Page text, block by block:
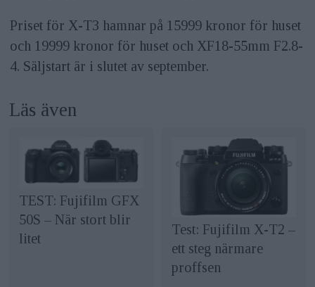
Priset för X-T3 hamnar på 15999 kronor för huset
och 19999 kronor för huset och XF18-55mm F2.8-
4. Säljstart är i slutet av september.
Läs även
TEST: Fujifilm GFX
50S – När stort blir
litet
Test: Fujifilm X-T2 –
ett steg närmare
proffsen